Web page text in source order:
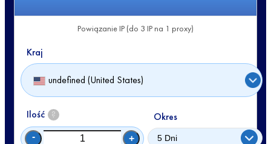
Powiązanie IP (do 3 IP na 1 proxy)
Kraj
undefined (United States)
Ilość ?
- +
Okres